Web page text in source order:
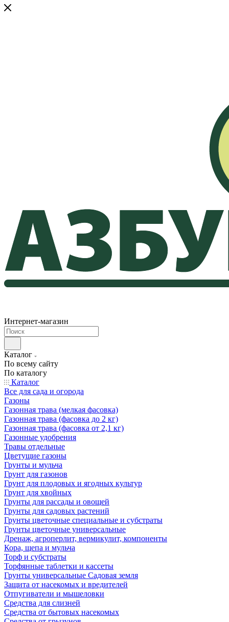
Интернет-магазин
Каталог
По всему сайту
По каталогу
Каталог
Все для сада и огорода
Газоны
Газонная трава (мелкая фасовка)
Газонная трава (фасовка до 2 кг)
Газонная трава (фасовка от 2,1 кг)
Газонные удобрения
Травы отдельные
Цветущие газоны
Грунты и мульча
Грунт для газонов
Грунт для плодовых и ягодных культур
Грунт для хвойных
Грунты для рассады и овощей
Грунты для садовых растений
Грунты цветочные специальные и субстраты
Грунты цветочные универсальные
Дренаж, агроперлит, вермикулит, компоненты
Кора, щепа и мульча
Торф и субстраты
Торфянные таблетки и кассеты
Грунты универсальные Садовая земля
Защита от насекомых и вредителей
Отпугиватели и мышеловки
Средства для слизней
Средства от бытовых насекомых